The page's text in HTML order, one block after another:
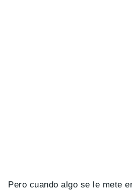
Pero cuando algo se le mete